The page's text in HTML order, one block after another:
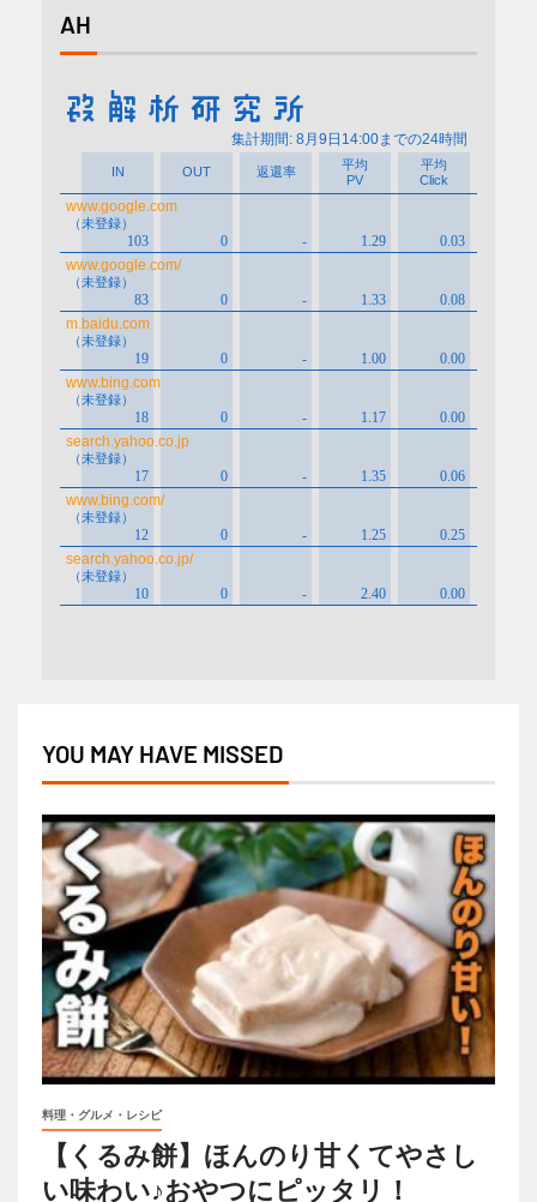
AH
YOU MAY HAVE MISSED
料理・グルメ・レシピ
【くるみ餅】ほんのり甘くてやさし
い味わい♪おやつにピッタリ！